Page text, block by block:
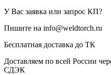
У Вас заявка или запрос КП?
Пишите на info@weldtorch.ru
Бесплатная доставка до ТК
Доставляем по всей России
СДЭК